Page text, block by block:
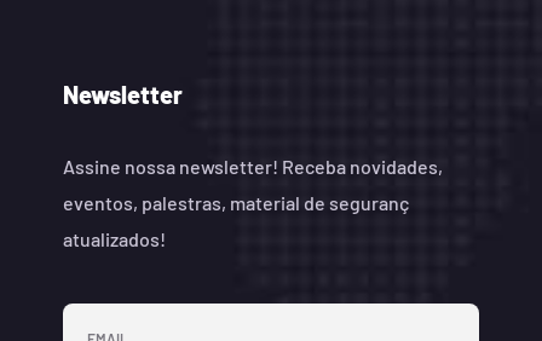
Newsletter
Assine nossa newsletter! Receba novidades,
eventos, palestras, material de seguranç
atualizados!